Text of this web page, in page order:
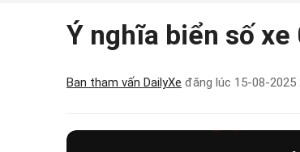
Ý nghĩa biển số
Ban tham vấn DailyXe đăng lúc 15-08-2025